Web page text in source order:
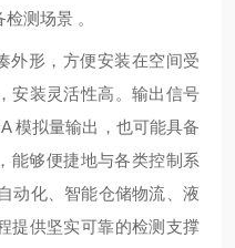
测场景 。
外形，方便安装在空间受
安装灵活性高。输出信号
模拟量输出，也可能具备
能够便捷地与各类控制系
动化、智能仓储物流、液
提供坚实可靠的检测支撑